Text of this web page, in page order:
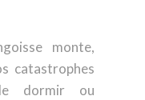
monte,
catastrophes
dormir ou